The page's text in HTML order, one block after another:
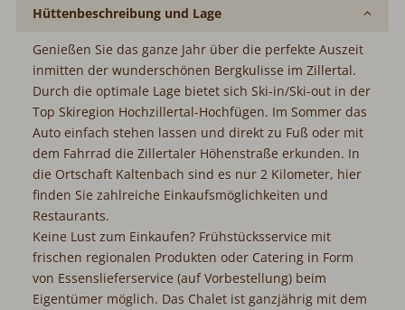
Hüttenbeschreibung und Lage
Genießen Sie das ganze Jahr über die perfekte Auszeit
inmitten der wunderschönen Bergkulisse im Zillertal.
Durch die optimale Lage bietet sich Ski-in/Ski-out in der
Top Skiregion Hochzillertal-Hochfügen. Im Sommer das
Auto einfach stehen lassen und direkt zu Fuß oder mit
dem Fahrrad die Zillertaler Höhenstraße erkunden. In
die Ortschaft Kaltenbach sind es nur 2 Kilometer, hier
finden Sie zahlreiche Einkaufsmöglichkeiten und
Restaurants.
Keine Lust zum Einkaufen? Frühstücksservice mit
frischen regionalen Produkten oder Catering in Form
von Essenslieferservice (auf Vorbestellung) beim
Eigentümer möglich. Das Chalet ist ganzjährig mit dem